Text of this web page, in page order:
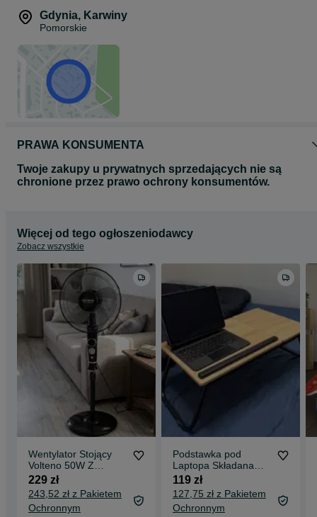
Gdynia, Karwiny
Pomorskie
PRAWA KONSUMENTA
Twoje zakupy u prywatnych sprzedających nie są
chronione przez prawo ochrony konsumentów.
Więcej od tego ogłoszeniodawcy
Zobacz wszystkie
Wentylator Stojący
Volteno 50W Z
Pilotem Timer
Oscylacja Czarny
Cichy Mocny
229 zł
243,52 zł z Pakietem
Ochronnym
Podstawka pod
Laptopa Składana
Stolik Mobilny
Regulowany
119 zł
127,75 zł z Pakietem
Ochronnym